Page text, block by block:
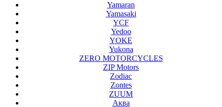
Yamaran
Yamasaki
YCF
Yedoo
YOKE
Yukona
ZERO MOTORCYCLES
ZIP Motors
Zodiac
Zontes
ZUUM
Аква